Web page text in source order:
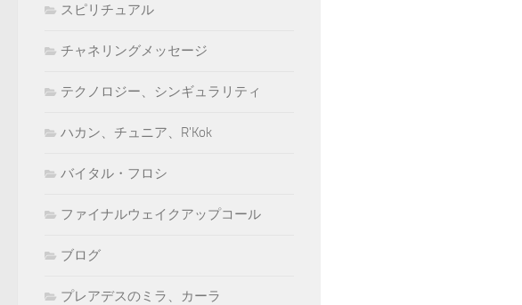
スピリチュアル
チャネリングメッセージ
テクノロジー、シンギュラリティ
ハカン、チュニア、R'Kok
バイタル・フロシ
ファイナルウェイクアップコール
ブログ
プレアデスのミラ、カーラ